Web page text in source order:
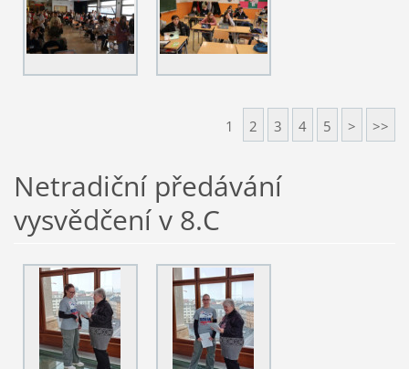
1 2 3 4 5 > >>
Netradiční předávání
vysvědčení v 8.C